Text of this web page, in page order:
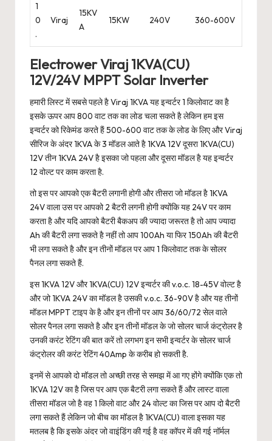
1
0
.
Viraj
15KV
A
15KW 240V 360-600V
Electrower Viraj 1KVA(CU)
12V/24V MPPT Solar Inverter
हमारी लिस्ट में सबसे पहले है Viraj 1KVA यह इन्वर्टर 1 किलोवाट का है
इसके ऊपर आप 800 वाट तक का लोड चला सकते है लेकिन हम इस
इन्वर्टर को रिकेमंड करते हैं 500-600 वाट तक के लोड के लिए और Viraj
सीरिज के अंदर 1KVA के 3 मॉडल आते है 1KVA 12V दूसरा 1KVA(CU)
12V तीन 1KVA 24V है इसका जो पहला और दूसरा मॉडल है यह इन्वर्टर
12 वोल्ट पर काम करता है.
तो इस पर आपको एक बैटरी लगानी होगी और तीसरा जो मॉडल है 1KVA
24V वाला उस पर आपको 2 बैटरी लगनी होगी क्योंकि यह 24V पर काम
करता है और यदि आपको बैटरी बैकअप की ज्यादा जरूरत है तो आप ज्यादा
Ah की बैटरी लगा सकते है नहीं तो आप 100Ah या फिर 150Ah की बैटरी
भी लगा सकते है और इन तीनों मॉडल पर आप 1 किलोवाट तक के सोलर
पैनल लगा सकते हैं.
इस 1KVA 12V और 1KVA(CU) 12V इन्वर्टर की v.o.c. 18-45V वोल्ट है
और जो 1KVA 24V का मॉडल है उसकी v.o.c. 36-90V है और यह तीनों
मॉडल MPPT टाइप के है और इन तीनों पर आप 36/60/72 सेल वाले
सोलर पैनल लगा सकते है और इन तीनों मॉडल के जो सोलर चार्ज कंट्रोलर है
उनकी करंट रेटिंग की बात करें तो लगभग इन सभी इन्वर्टर के सोलर चार्ज
कंट्रोलर की करंट रेटिंग 40Amp के करीब हो सकती है.
इनमें से आपको दो मॉडल तो अच्छी तरह से समझ में आ गए होंगे क्योंकि एक तो
1KVA 12V का है जिस पर आप एक बैटरी लगा सकते हैं और लास्ट वाला
तीसरा मॉडल जो है वह 1 किलो वाट और 24 वोल्ट का जिस पर आप दो बैटरी
लगा सकते हैं लेकिन जो बीच का मॉडल है 1KVA(CU) वाला इसका यह
मतलब है कि इसके अंदर जो वाइंडिंग की गई है वह कॉपर में की गई नॉर्मल